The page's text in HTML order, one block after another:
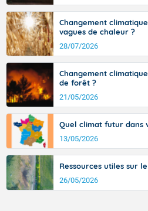
Changement
vagues de chaleur ?
28/07/2026
Changement
de forêt ?
21/05/2026
Quel climat futur dans
13/05/2026
Ressources utiles sur
26/05/2026